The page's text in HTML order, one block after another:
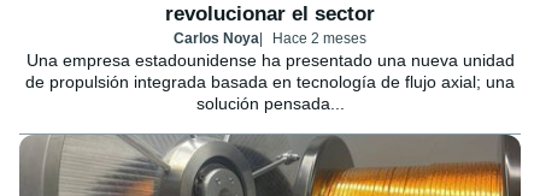
revolucionar el sector
Carlos Noya Hace 2 meses
Una empresa estadounidense ha presentado una nueva unidad
de propulsión integrada basada en tecnología de flujo axial; una
solución pensada...